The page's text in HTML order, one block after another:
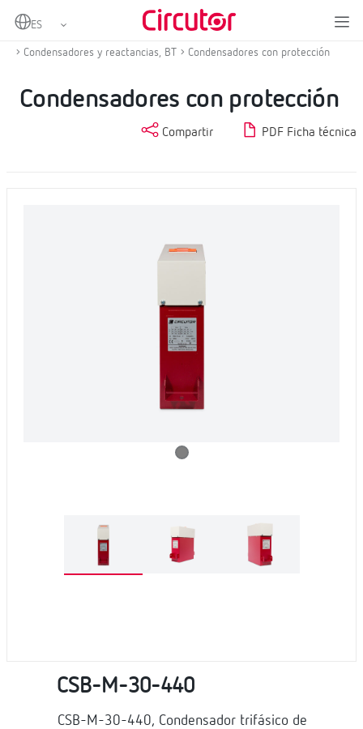
Home
Condensadores y reactancias, BT
Condensadores con protección
Condensadores con protección
Compartir PDF Ficha técnica
CSB-M-30-440
CSB-M-30-440, Condensador trifásico de